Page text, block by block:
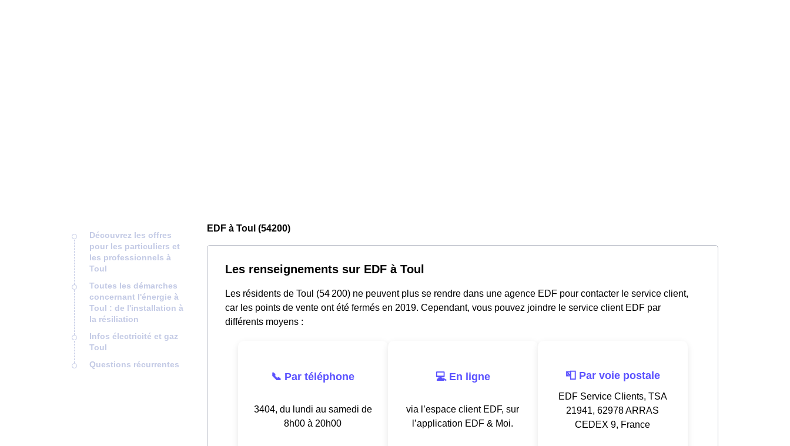
Découvrez les offres
pour les particuliers et
les professionnels à
Toul
Toutes les démarches
concernant l'énergie à
Toul : de l'installation à
la résiliation
Infos électricité et gaz
Toul
Questions récurrentes
EDF à Toul (54200)
Les renseignements sur EDF à Toul
Les résidents de Toul (54 200) ne peuvent plus se rendre dans une agence EDF pour contacter le service client,
car les points de vente ont été fermés en 2019. Cependant, vous pouvez joindre le service client EDF par
différents moyens :
📞 Par téléphone
3404, du lundi au samedi de
8h00 à 20h00
💻 En ligne
via l’espace client EDF, sur
l’application EDF & Moi.
📮 Par voie postale
EDF Service Clients, TSA
21941, 62978 ARRAS
CEDEX 9, France